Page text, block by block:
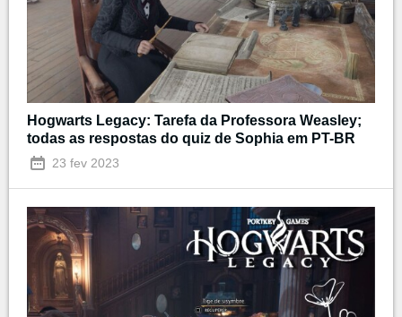
Hogwarts Legacy: Tarefa da Professora Weasley;
todas as respostas do quiz de Sophia em PT-BR
23 fev 2023